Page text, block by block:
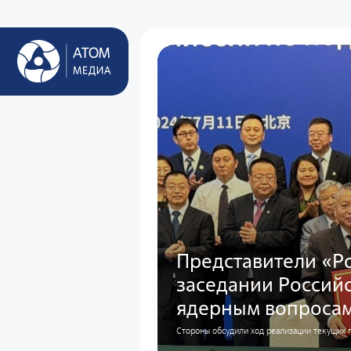
Представители
заседании
ядерным
Стороны обсудили ход реализации текущих